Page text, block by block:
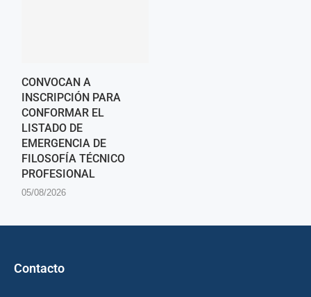
CONVOCAN A
INSCRIPCIÓN PARA
CONFORMAR EL
LISTADO DE
EMERGENCIA DE
FILOSOFÍA TÉCNICO
PROFESIONAL
05/08/2026
Contacto